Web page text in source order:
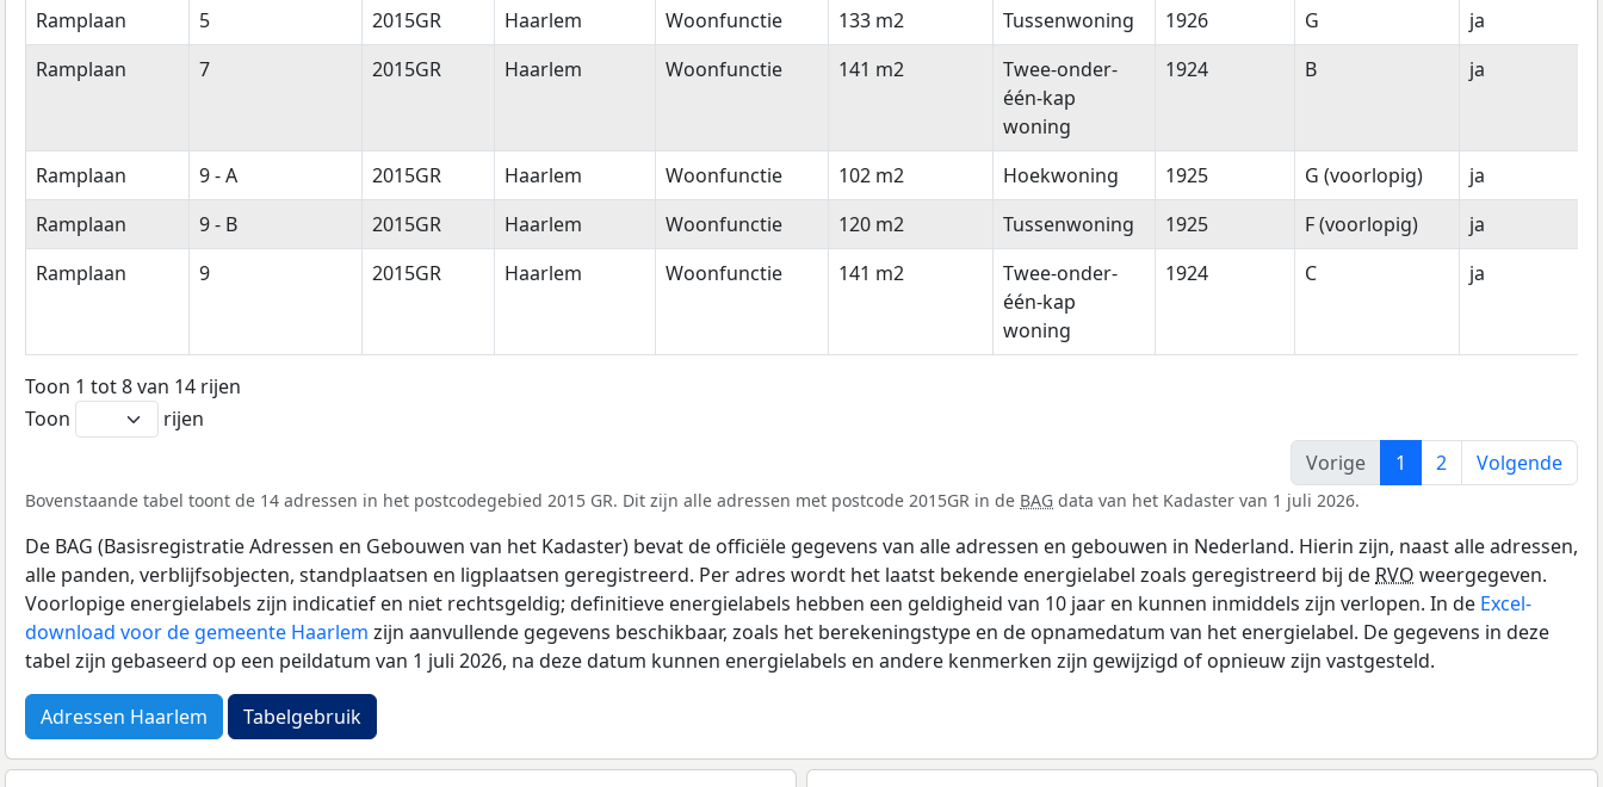
Ramplaan
5 2015GR Haarlem Woonfunctie 133 m2 Tussenwoning 1926 G
ja
Ramplaan
7 2015GR Haarlem Woonfunctie 141 m2
Twee-onder-
één-kap
woning
1924 B ja
Ramplaan 9 - A 2015GR Haarlem Woonfunctie 102 m2 Hoekwoning 1925 G (voorlopig)
ja
Ramplaan
9 - B 2015GR Haarlem Woonfunctie 120 m2 Tussenwoning 1925 F (voorlopig)
ja
Ramplaan
9 2015GR Haarlem Woonfunctie 141 m2
Twee-onder-
één-kap
woning
1924 C ja
Toon 1 tot 8 van 14 rijen
Toon
rijen
Vorige
1 2 Volgende
Bovenstaande tabel toont de 14 adressen in het postcodegebied 2015 GR. Dit zijn alle adressen met postcode 2015GR in de BAG data van het Kadaster van 1 juli 2026.
De BAG (Basisregistratie Adressen en Gebouwen van het Kadaster) bevat de officiële gegevens van alle adressen en gebouwen in Nederland. Hierin zijn, naast alle adressen,
alle panden, verblijfsobjecten, standplaatsen en ligplaatsen geregistreerd. Per adres wordt het laatst bekende energielabel zoals geregistreerd bij de RVO weergegeven.
Voorlopige energielabels zijn indicatief en niet rechtsgeldig; definitieve energielabels hebben een geldigheid van 10 jaar en kunnen inmiddels zijn verlopen. In de Excel-
download voor de gemeente Haarlem zijn aanvullende gegevens beschikbaar, zoals het berekeningstype en de opnamedatum van het energielabel. De gegevens in deze
tabel zijn gebaseerd op een peildatum van 1 juli 2026, na deze datum kunnen energielabels en andere kenmerken zijn gewijzigd of opnieuw zijn vastgesteld.
Adressen Haarlem Tabelgebruik